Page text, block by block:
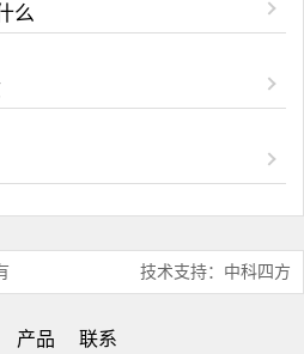
么
技术支持：中科四方
产品 联系